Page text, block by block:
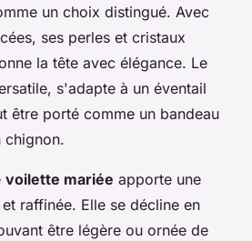
un choix distingué. Avec
ses perles et cristaux
la tête avec élégance. Le
s'adapte à un éventail
être porté comme un bandeau
chignon.
voilette mariée apporte une
raffinée. Elle se décline en
être légère ou ornée de